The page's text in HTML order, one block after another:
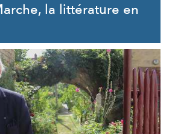
la littérature en